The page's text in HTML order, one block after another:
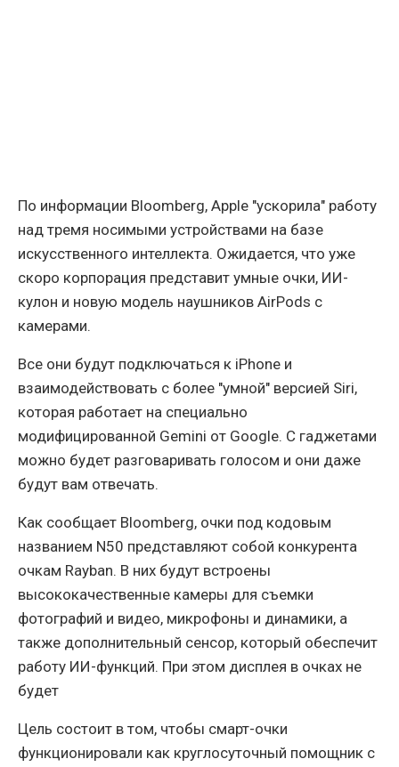
По информации Bloomberg, Apple "ускорила" работу
над тремя носимыми устройствами на базе
искусственного интеллекта. Ожидается, что уже
скоро корпорация представит умные очки, ИИ-
кулон и новую модель наушников AirPods с
камерами.
Все они будут подключаться к iPhone и
взаимодействовать с более "умной" версией Siri,
которая работает на специально
модифицированной Gemini от Google. С гаджетами
можно будет разговаривать голосом и они даже
будут вам отвечать.
Как сообщает Bloomberg, очки под кодовым
названием N50 представляют собой конкурента
очкам Rayban. В них будут встроены
высококачественные камеры для съемки
фотографий и видео, микрофоны и динамики, а
также дополнительный сенсор, который обеспечит
работу ИИ-функций. При этом дисплея в очках не
будет
Цель состоит в том, чтобы смарт-очки
функционировали как круглосуточный помощник с